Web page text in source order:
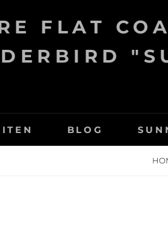
FLAT
BLOG